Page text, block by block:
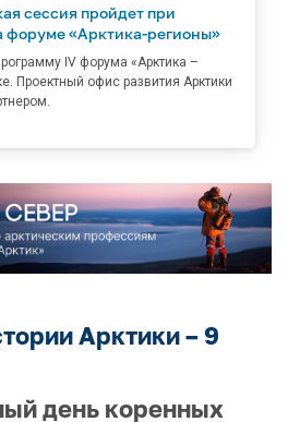
сессия пройдет при
«Арктика-регионы»
IV форума «Арктика –
Проектный офис развития Арктики
Арктики – 9
день коренных